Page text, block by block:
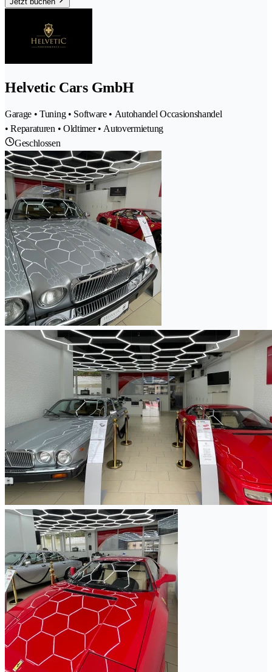
Helvetic Cars GmbH
Garage • Tuning • Software • Autohandel Occasionshandel
• Reparaturen • Oldtimer • Autovermietung
Geschlossen